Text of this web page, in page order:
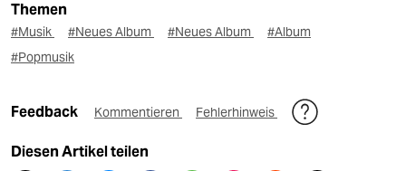
Themen
#Musik #Neues Album #Neues Album
#Album
#Popmusik
Feedback Kommentieren Fehlerhinweis
Diesen Artikel teilen